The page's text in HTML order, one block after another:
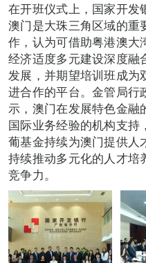
在开班仪式上，国家开发
澳门是大珠三角区域的重
作，认为可借助粤港澳大
经济适度多元建设深度融
发展，并期望培训班成为
进合作的平台。金管局行
示，澳门在发展特色金融
国际业务经验的机构支持
葡基金持续为澳门提供人
持续推动多元化的人才培
竞争力。